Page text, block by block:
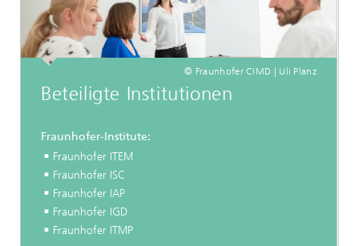
© Fraunhofer CIMD | Uli Planz
Beteiligte Institutionen
Fraunhofer-Institute:
Fraunhofer ITEM
Fraunhofer ISC
Fraunhofer IAP
Fraunhofer IGD
Fraunhofer ITMP